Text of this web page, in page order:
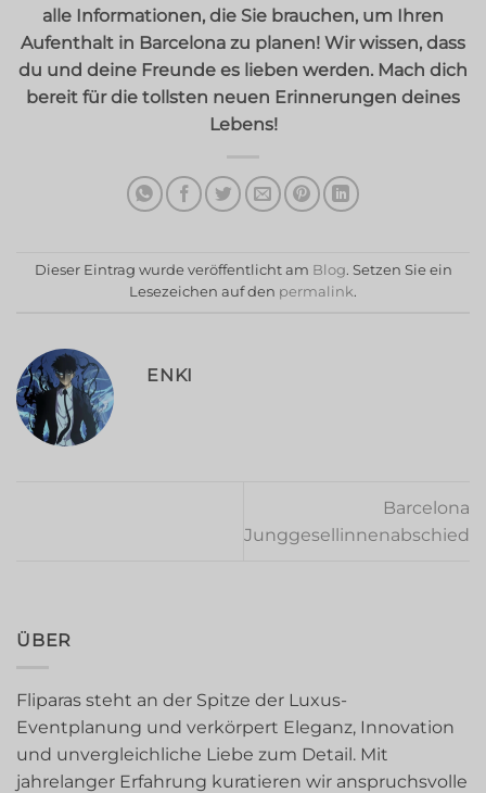
alle Informationen, die Sie brauchen, um Ihren
Aufenthalt in Barcelona zu planen! Wir wissen, dass
du und deine Freunde es lieben werden. Mach dich
bereit für die tollsten neuen Erinnerungen deines
Lebens!
Dieser Eintrag wurde veröffentlicht am Blog. Setzen Sie ein
Lesezeichen auf den permalink.
ENKI
Barcelona
Junggesellinnenabschied
ÜBER
Fliparas steht an der Spitze der Luxus-
Eventplanung und verkörpert Eleganz, Innovation
und unvergleichliche Liebe zum Detail. Mit
jahrelanger Erfahrung kuratieren wir anspruchsvolle